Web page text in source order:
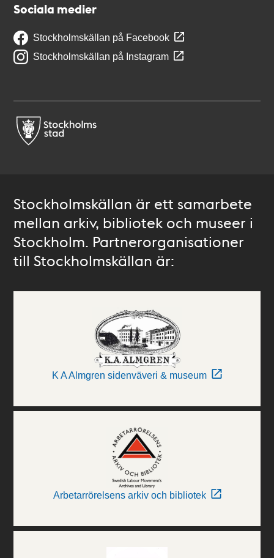
Sociala medier
Stockholmskällan på Facebook
Stockholmskällan på Instagram
Stockholmskällan är ett samarbete
mellan arkiv, bibliotek och museer i
Stockholm. Partnerorganisationer
till Stockholmskällan är:
K A Almgren sidenväveri & museum
Arbetarrörelsens arkiv och bibliotek